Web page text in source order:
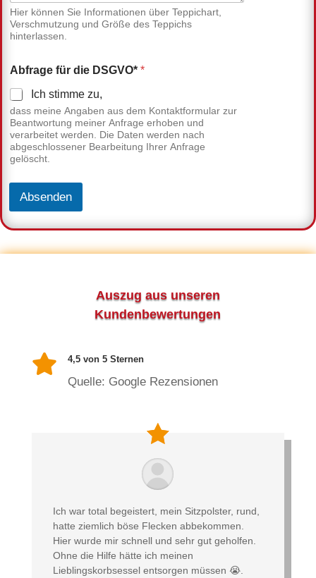
Hier können Sie Informationen über Teppichart,
Verschmutzung und Größe des Teppichs
hinterlassen.
Abfrage für die DSGVO* *
Ich stimme zu,
dass meine Angaben aus dem Kontaktformular zur
Beantwortung meiner Anfrage erhoben und
verarbeitet werden. Die Daten werden nach
abgeschlossener Bearbeitung Ihrer Anfrage
gelöscht.
Absenden
Auszug aus unseren
Kundenbewertungen
 4,5 von 5 Sternen
Quelle: Google Rezensionen
Ich war total begeistert, mein Sitzpolster, rund,
hatte ziemlich böse Flecken abbekommen.
Hier wurde mir schnell und sehr gut geholfen.
Ohne die Hilfe hätte ich meinen
Lieblingskorbsessel entsorgen müssen 😭.